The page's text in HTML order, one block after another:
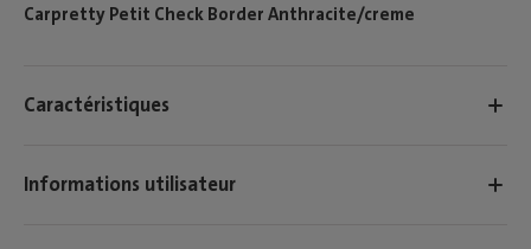
Carpretty Petit Check Border Anthracite/creme
Caractéristiques
Informations utilisateur